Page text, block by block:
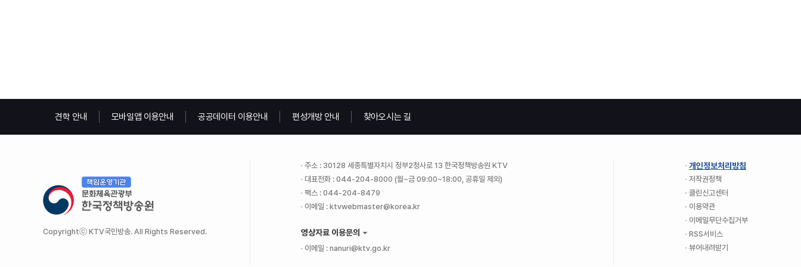
견학 안내 모바일앱 이용안내 공공데이터 이용안내 편성개방 안내 찾아오시는 길
Copyrightⓒ KTV국민방송. All Rights Reserved.
주소 : 30128 세종특별자치시 정부2청사로 13 한국정책방송원 KTV
대표전화 : 044-204-8000 (월~금 09:00~18:00, 공휴일 제외)
팩스 : 044-204-8479
이메일 : ktvwebmaster@korea.kr
영상자료 이용문의
이메일 : nanuri@ktv.go.kr
개인정보처리방침
저작권정책
클린신고센터
이용약관
이메일무단수집거부
RSS서비스
뷰어내려받기